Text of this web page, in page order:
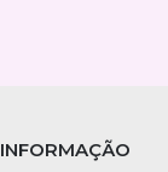
INFORMAÇÃO